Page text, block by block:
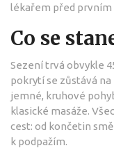
lékařem před prvním
Co se
Sezení trvá obvykle
pokrytí se zůstává
jemné, kruhové
klasické masáže.
cest: od končetin
k podpažím.